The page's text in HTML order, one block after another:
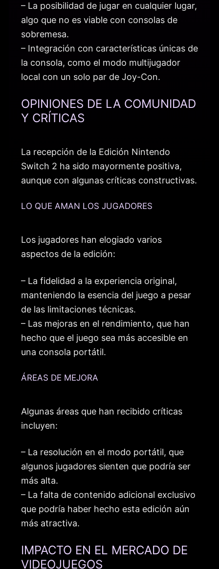
– La posibilidad de jugar en cualquier lugar,
algo que no es viable con consolas de
sobremesa.
– Integración con características únicas de
la consola, como el modo multijugador
local con un solo par de Joy-Con.
OPINIONES DE LA COMUNIDAD
Y CRÍTICAS
La recepción de la Edición Nintendo
Switch 2 ha sido mayormente positiva,
aunque con algunas críticas constructivas.
LO QUE AMAN LOS JUGADORES
Los jugadores han elogiado varios
aspectos de la edición:
– La fidelidad a la experiencia original,
manteniendo la esencia del juego a pesar
de las limitaciones técnicas.
– Las mejoras en el rendimiento, que han
hecho que el juego sea más accesible en
una consola portátil.
ÁREAS DE MEJORA
Algunas áreas que han recibido críticas
incluyen:
– La resolución en el modo portátil, que
algunos jugadores sienten que podría ser
más alta.
– La falta de contenido adicional exclusivo
que podría haber hecho esta edición aún
más atractiva.
IMPACTO EN EL MERCADO DE
VIDEOJUEGOS